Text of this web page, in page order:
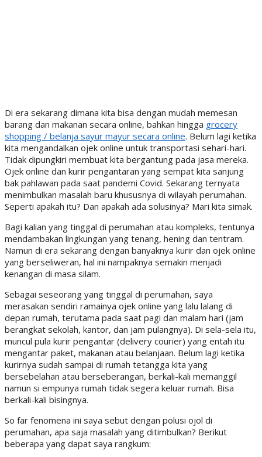
Di era sekarang dimana kita bisa dengan mudah memesan
barang dan makanan secara online, bahkan hingga grocery
shopping / belanja sayur mayur secara online. Belum lagi ketika
kita mengandalkan ojek online untuk transportasi sehari-hari.
Tidak dipungkiri membuat kita bergantung pada jasa mereka.
Ojek online dan kurir pengantaran yang sempat kita sanjung
bak pahlawan pada saat pandemi Covid. Sekarang ternyata
menimbulkan masalah baru khususnya di wilayah perumahan.
Seperti apakah itu? Dan apakah ada solusinya? Mari kita simak.
Bagi kalian yang tinggal di perumahan atau kompleks, tentunya
mendambakan lingkungan yang tenang, hening dan tentram.
Namun di era sekarang dengan banyaknya kurir dan ojek online
yang berseliweran, hal ini nampaknya semakin menjadi
kenangan di masa silam.
Sebagai seseorang yang tinggal di perumahan, saya
merasakan sendiri ramainya ojek online yang lalu lalang di
depan rumah, terutama pada saat pagi dan malam hari (jam
berangkat sekolah, kantor, dan jam pulangnya). Di sela-sela itu,
muncul pula kurir pengantar (delivery courier) yang entah itu
mengantar paket, makanan atau belanjaan. Belum lagi ketika
kurirnya sudah sampai di rumah tetangga kita yang
bersebelahan atau berseberangan, berkali-kali memanggil
namun si empunya rumah tidak segera keluar rumah. Bisa
berkali-kali bisingnya.
So far fenomena ini saya sebut dengan polusi ojol di
perumahan, apa saja masalah yang ditimbulkan? Berikut
beberapa yang dapat saya rangkum: